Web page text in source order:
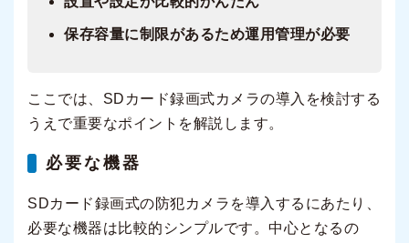
保存容量に制限があるため運用管理が必要
ここでは、SDカード録画式カメラの導入を検討する
うえで重要なポイントを解説します。
必要な機器
SDカード録画式の防犯カメラを導入するにあたり、
必要な機器は比較的シンプルです。中心となるの